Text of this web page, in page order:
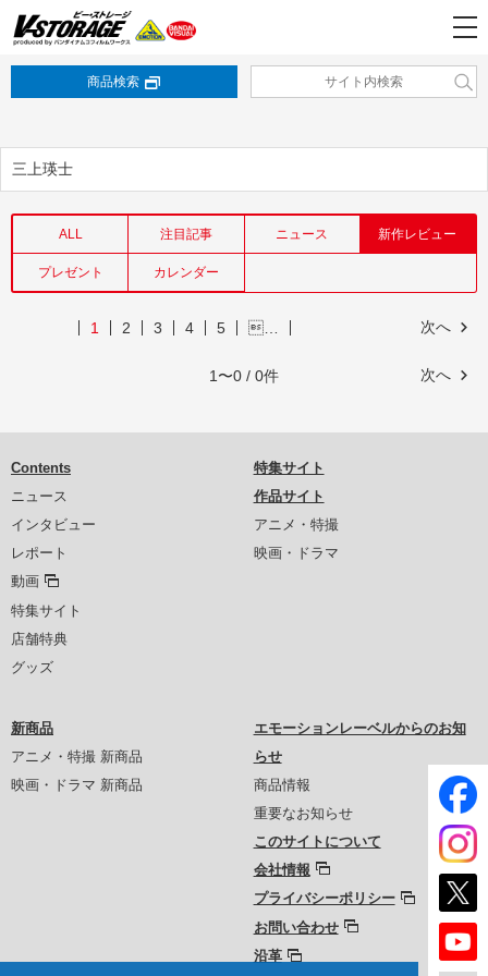
商品検索
三上瑛士
ALL 注目記事 ニュース 新作レビュー
プレゼント カレンダー
次へ
1 2 3 4 5 …
次へ
1〜0 / 0件
Contents
ニュース
インタビュー
レポート
動画
特集サイト
店舗特典
グッズ
特集サイト
作品サイト
アニメ・特撮
映画・ドラマ
新商品
アニメ・特撮 新商品
映画・ドラマ 新商品
エモーションレーベルからのお知
らせ
商品情報
重要なお知らせ
このサイトについて
会社情報
プライバシーポリシー
お問い合わせ
沿革